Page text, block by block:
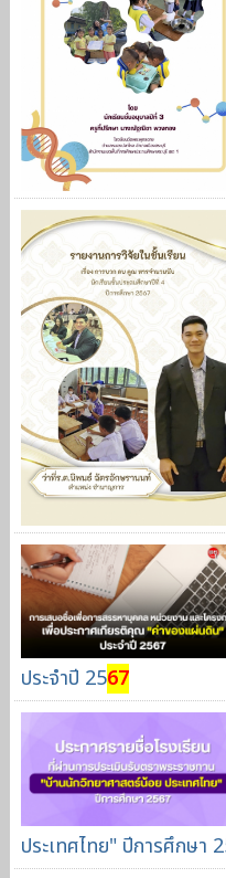
ประจำปี 2567
ประเทศไทย" ปีการศึกษา